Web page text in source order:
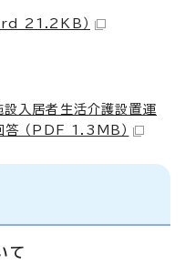
21.2KB）
入居者生活介護設置運
答 （PDF 1.3MB）
て